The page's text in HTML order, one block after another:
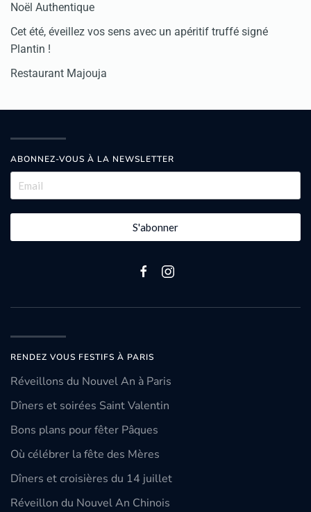
Noël Authentique
Cet été, éveillez vos sens avec un apéritif truffé signé
Plantin !
Restaurant Majouja
ABONNEZ-VOUS À LA NEWSLETTER
S'abonner
RENDEZ VOUS FESTIFS À PARIS
Réveillons du Nouvel An à Paris
Dîners et soirées Saint Valentin
Bons plans pour fêter Pâques
Où célébrer la fête des Mères
Dîners et croisières du 14 juillet
Réveillon du Nouvel An Chinois